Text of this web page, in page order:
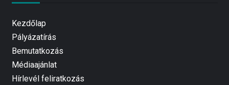
Kezdőlap
Pályázatírás
Bemutatkozás
Médiaajánlat
Hírlevél feliratkozás